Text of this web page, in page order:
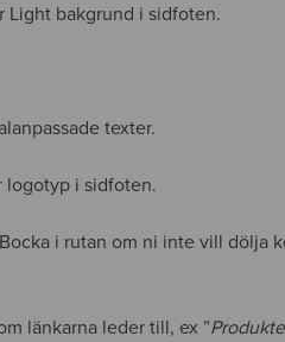
Light bakgrund i sidfoten.
texter.
logotyp i sidfoten.
i rutan om ni inte vill dölja
länkarna leder till, ex ”